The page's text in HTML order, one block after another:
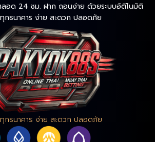
อด 24 ชม. ฝาก ถอนง่าย ด้วยระบบอัติโนมัติ
กธนาคาร ง่าย สะดวก ปลอดภัย
กธนาคาร ง่าย สะดวก ปลอดภัย